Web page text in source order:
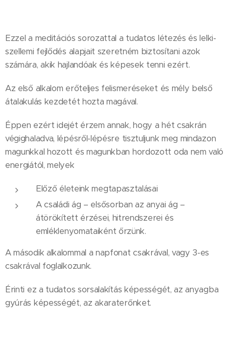
Ezzel a meditációs sorozattal a tudatos létezés és lelki-
szellemi fejlődés alapjait szeretném biztosítani azok
számára, akik hajlandóak és képesek tenni ezért.
Az első alkalom erőteljes felismeréseket és mély belső
átalakulás kezdetét hozta magával.
Éppen ezért idejét érzem annak, hogy a hét csakrán
végighaladva, lépésről-lépésre tisztuljunk meg mindazon
magunkkal hozott és magunkban hordozott oda nem való
energiától, melyek
Előző életeink megtapasztalásai
A családi ág – elsősorban az anyai ág –
átörökített érzései, hitrendszerei és
emléklenyomataiként őrzünk.
A második alkalommal a napfonat csakrával, vagy 3-es
csakrával foglalkozunk.
Érinti ez a tudatos sorsalakítás képességét, az anyagba
gyúrás képességét, az akaraterőnket.